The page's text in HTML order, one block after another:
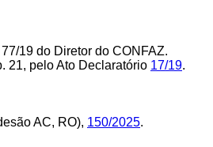
19 do Diretor do CONFAZ.
21, pelo Ato Declaratório 17/19.
AC, RO), 150/2025.